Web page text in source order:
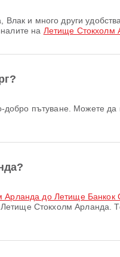
на Летище Стокхолм
Арланда до Летище Банкок
Стокхолм Арланда.